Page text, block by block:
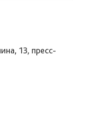
13, пресс-